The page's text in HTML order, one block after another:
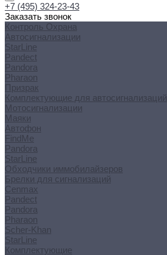
+7 (495) 324-23-43
Заказать звонок
Контроль Охрана
Автосигнализации
StarLine
Pandect
Pandora
Pharaon
Призрак
Комплектующие для автосигнализаций
Мотосигнализации
Маяки
Автофон
FindMe
Pandora
StarLine
Обходчики иммобилайзеров
Брелки для сигнализаций
Cenmax
Pandect
Pandora
Pharaon
Scher-Khan
StarLine
Комплектующие